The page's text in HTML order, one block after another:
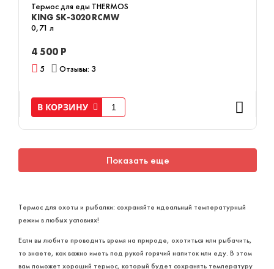
Термос для еды THERMOS
KING SK-3020 RCMW
0,71 л
4 500 Р
5 Отзывы: 3
В КОРЗИНУ
Показать еще
Термос для охоты и рыбалки: сохраняйте идеальный температурный
режим в любых условиях!
Если вы любите проводить время на природе, охотиться или рыбачить,
то знаете, как важно иметь под рукой горячий напиток или еду. В этом
вам поможет хороший термос, который будет сохранять температуру